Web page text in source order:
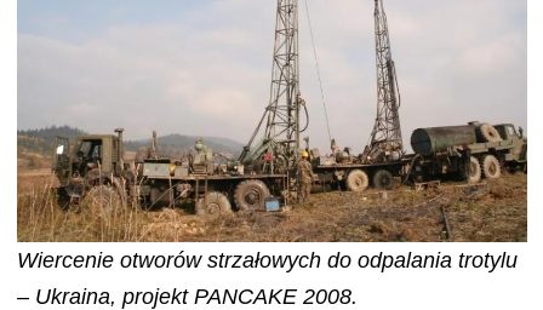
Wiercenie otworów strzałowych do odpalania trotylu
– Ukraina, projekt PANCAKE 2008.